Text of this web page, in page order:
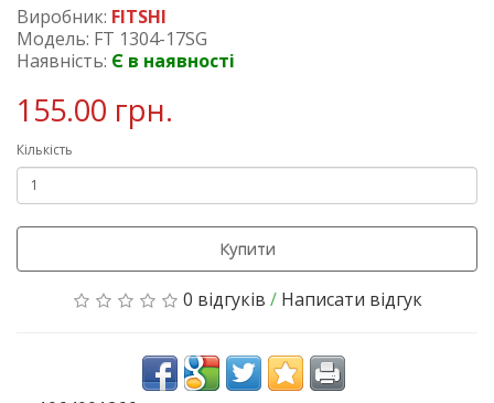
Виробник: FITSHI
Модель: FT 1304-17SG
Наявність: Є в наявності
155.00 грн.
Кількість
Купити
0 відгуків / Написати відгук